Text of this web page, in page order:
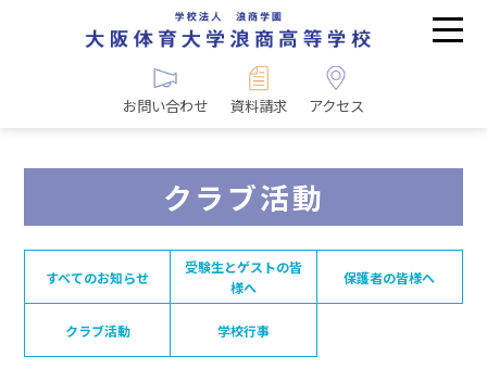
お問い合わせ 資料請求 アクセス
クラブ活動
すべてのお知らせ
受験生とゲストの皆
様へ
保護者の皆様へ
クラブ活動 学校行事